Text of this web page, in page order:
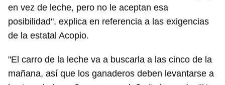
en vez de leche, pero no le aceptan esa
posibilidad", explica en referencia a las exigencias
de la estatal Acopio.
"El carro de la leche va a buscarla a las cinco de la
mañana, así que los ganaderos deben levantarse a